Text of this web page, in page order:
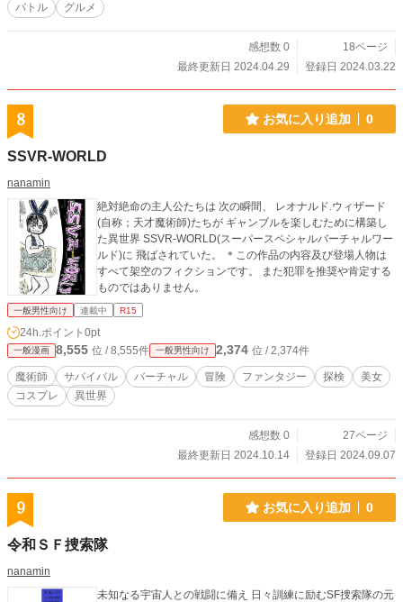
バトル
グルメ
感想数 0
18ページ
最終更新日 2024.04.29
登録日 2024.03.22
8 お気に入り追加 0
SSVR-WORLD
nanamin
絶対絶命の主人公たちは 次の瞬間、 レオナルド.ウィザード
(自称；天才魔術師)たちが ギャンブルを楽しむために構築し
た異世界 SSVR-WORLD(スーパースペシャルバーチャルワー
ルド)に 飛ばされていた。 ＊この作品の内容及び登場人物は
すべて架空のフィクションです。 また犯罪を推奨や肯定する
ものではありません。
一般男性向け 連載中 R15
24h.ポイント 0pt
一般漫画 8,555 位 / 8,555件 一般男性向け 2,374 位 / 2,374件
魔術師 サバイバル バーチャル 冒険 ファンタジー 探検
美女
コスプレ
異世界
感想数 0
27ページ
最終更新日 2024.10.14
登録日 2024.09.07
9 お気に入り追加 0
令和ＳＦ捜索隊
nanamin
未知なる宇宙人との戦闘に備え 日々訓練に励むSF捜索隊の元